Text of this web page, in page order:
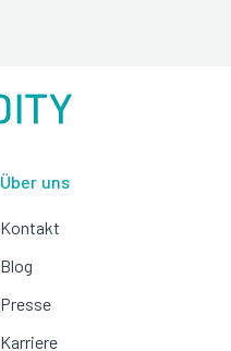
Über uns
Kontakt
Blog
Presse
Karriere